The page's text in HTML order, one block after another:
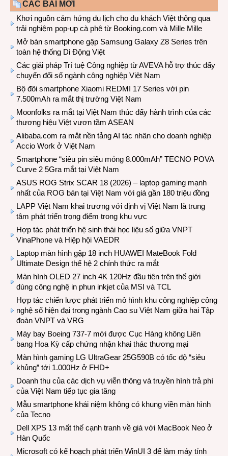
CÁC BÀI MỚI
Khơi nguồn cảm hứng du lịch cho du khách Việt thông qua
trải nghiệm pop-up cà phê từ Booking.com và Mille Mille
Mở bán smartphone gập Samsung Galaxy Z8 Series trên
toàn hệ thống Di Động Việt
Các giải pháp Trí tuệ Công nghiệp từ AVEVA hỗ trợ thúc đẩy
chuyển đổi số ngành công nghiệp Việt Nam
Bộ đôi smartphone Xiaomi REDMI 17 Series với pin
7.500mAh ra mắt thị trường Việt Nam
Moonfolks ra mắt tại Việt Nam thúc đẩy hành trình của các
thương hiệu Việt vươn tầm ASEAN
Alibaba.com ra mắt nền tảng AI tác nhân cho doanh nghiệp
Accio Work ở Việt Nam
Smartphone “siêu pin siêu mỏng 8.000mAh” TECNO POVA
Curve 2 5Gra mắt tại Việt Nam
ASUS ROG Strix SCAR 18 (2026) – laptop gaming mạnh
nhất của ROG bán tại Việt Nam với giá gần 180 triệu đồng
LAPP Việt Nam khai trương với định vị Việt Nam là trung
tâm phát triển trọng điểm trong khu vực
Hợp tác phát triển hệ sinh thái học liệu số giữa VNPT
VinaPhone và Hiệp hội VAEDR
Laptop màn hình gập 18 inch HUAWEI MateBook Fold
Ultimate Design thế hệ 2 chính thức ra mắt
Màn hình OLED 27 inch 4K 120Hz đầu tiên trên thế giới
dùng công nghệ in phun inkjet của MSI và TCL
Hợp tác chiến lược phát triển mô hình khu công nghiệp công
nghệ số hiện đại trong ngành Cao su Việt Nam giữa hai Tập
đoàn VNPT và VRG
Máy bay Boeing 737-7 mới được Cục Hàng không Liên
bang Hoa Kỳ cấp chứng nhận khai thác thương mại
Màn hình gaming LG UltraGear 25G590B có tốc độ “siêu
khủng” tới 1.000Hz ở FHD+
Doanh thu của các dịch vụ viễn thông và truyền hình trả phí
của Việt Nam tiếp tục gia tăng
Mẫu smartphone khái niệm không có khung viền màn hình
của Tecno
Dell XPS 13 mất thế cạnh tranh về giá với MacBook Neo ở
Hàn Quốc
Microsoft có kế hoạch phát triển WinUI 3 để làm máy tính